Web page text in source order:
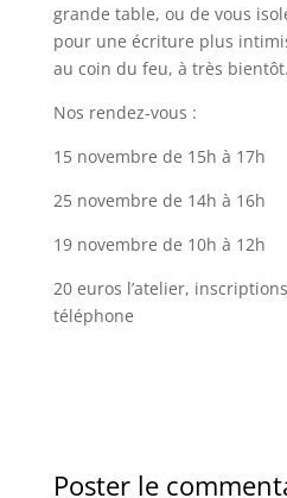
grande table, ou de vous
pour une écriture plus
au coin du feu, à très
Nos rendez-vous :
15 novembre de 15h à 17h
25 novembre de 14h à 16h
19 novembre de 10h à 12h
20 euros l’atelier,
téléphone
Poster le